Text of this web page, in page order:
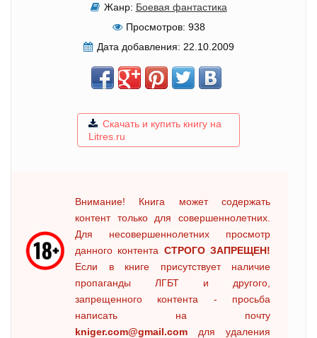
Жанр: Боевая фантастика
Просмотров: 938
Дата добавления: 22.10.2009
Скачать и купить книгу на
Litres.ru
Внимание! Книга может содержать
контент только для совершеннолетних.
Для несовершеннолетних просмотр
данного контента СТРОГО ЗАПРЕЩЕН!
Если в книге присутствует наличие
пропаганды ЛГБТ и другого,
запрещенного контента - просьба
написать на почту
kniger.com@gmail.com для удаления